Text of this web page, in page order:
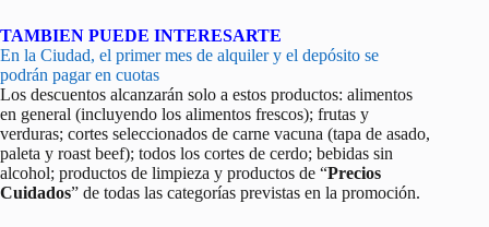
TAMBIEN PUEDE INTERESARTE
En la Ciudad, el primer mes de alquiler y el depósito se
podrán pagar en cuotas
Los descuentos alcanzarán solo a estos productos: alimentos
en general (incluyendo los alimentos frescos); frutas y
verduras; cortes seleccionados de carne vacuna (tapa de asado,
paleta y roast beef); todos los cortes de cerdo; bebidas sin
alcohol; productos de limpieza y productos de “Precios
Cuidados” de todas las categorías previstas en la promoción.